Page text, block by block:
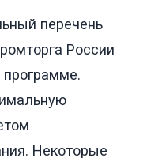
перечень
России
Некоторые